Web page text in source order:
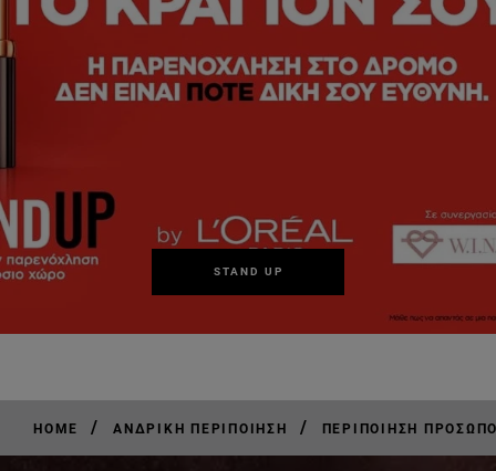
STAND UP
HOME / ΑΝΔΡΙΚΉ ΠΕΡΙΠΟΊΗΣΗ / ΠΕΡΙΠΟΊΗΣΗ